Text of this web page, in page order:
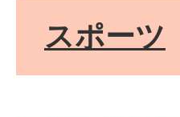
スポーツ